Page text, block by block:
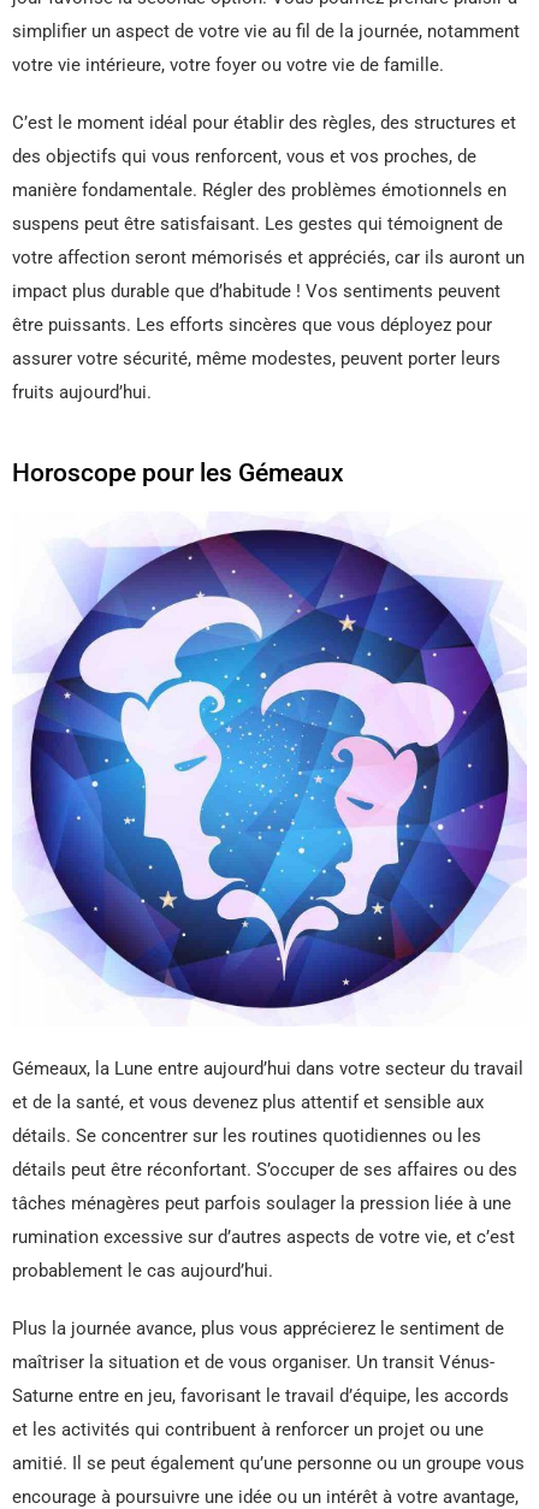
simplifier un aspect de votre vie au fil de la journée, notamment
votre vie intérieure, votre foyer ou votre vie de famille.
C’est le moment idéal pour établir des règles, des structures et
des objectifs qui vous renforcent, vous et vos proches, de
manière fondamentale. Régler des problèmes émotionnels en
suspens peut être satisfaisant. Les gestes qui témoignent de
votre affection seront mémorisés et appréciés, car ils auront un
impact plus durable que d’habitude ! Vos sentiments peuvent
être puissants. Les efforts sincères que vous déployez pour
assurer votre sécurité, même modestes, peuvent porter leurs
fruits aujourd’hui.
Horoscope pour les Gémeaux
Gémeaux, la Lune entre aujourd’hui dans votre secteur du travail
et de la santé, et vous devenez plus attentif et sensible aux
détails. Se concentrer sur les routines quotidiennes ou les
détails peut être réconfortant. S’occuper de ses affaires ou des
tâches ménagères peut parfois soulager la pression liée à une
rumination excessive sur d’autres aspects de votre vie, et c’est
probablement le cas aujourd’hui.
Plus la journée avance, plus vous apprécierez le sentiment de
maîtriser la situation et de vous organiser. Un transit Vénus-
Saturne entre en jeu, favorisant le travail d’équipe, les accords
et les activités qui contribuent à renforcer un projet ou une
amitié. Il se peut également qu’une personne ou un groupe vous
encourage à poursuivre une idée ou un intérêt à votre avantage,